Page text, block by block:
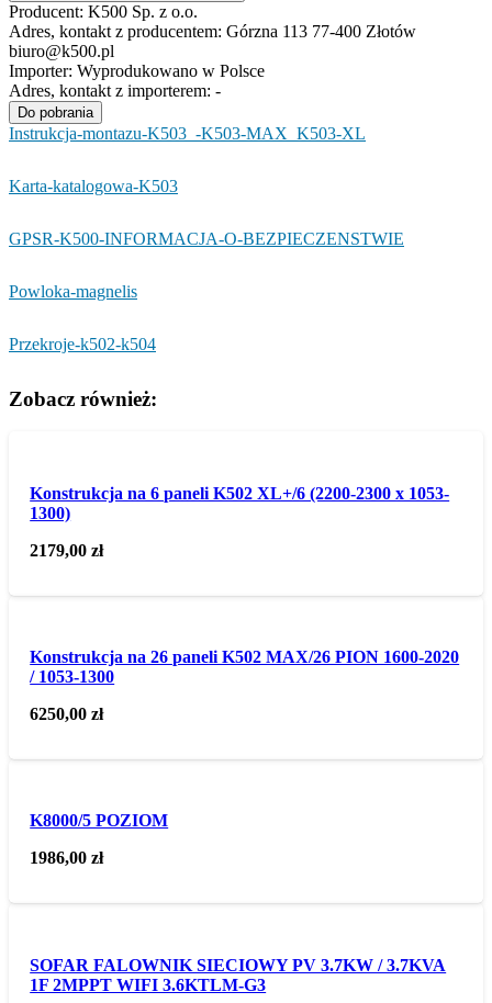
Producent: K500 Sp. z o.o.
Adres, kontakt z producentem: Górzna 113 77-400 Złotów
biuro@k500.pl
Importer: Wyprodukowano w Polsce
Adres, kontakt z importerem: -
Do pobrania
Instrukcja-montazu-K503_-K503-MAX_K503-XL
Karta-katalogowa-K503
GPSR-K500-INFORMACJA-O-BEZPIECZENSTWIE
Powloka-magnelis
Przekroje-k502-k504
Zobacz również:
Konstrukcja na 6 paneli K502 XL+/6 (2200-2300 x 1053-
1300)
2179,00zł
Konstrukcja na 26 paneli K502 MAX/26 PION 1600-2020
/ 1053-1300
6250,00zł
K8000/5 POZIOM
1986,00zł
SOFAR FALOWNIK SIECIOWY PV 3.7KW / 3.7KVA
1F 2MPPT WIFI 3.6KTLM-G3